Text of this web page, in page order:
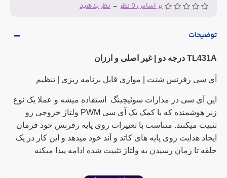
بر اساس 0 نظر - نظر بدهید
توضیحات
TL431A درجه دو | غیر اصلی و ارزان
آی سی رفرنس شنت | موازی قابل برنامه ریزی | تنظیم
این آی سی در مدارات سوئیچینگ استفاده میشه و عملا یک نوع
زنر هوشمنده که با کمک یک آی سی PWM ولتاژ خروجی رو
تثبیت میکنند. متناسب با تغییرات روی پایه رفرنس خود فرمان
ایجاد هدایت روی پایه های کاتد و آند خود میدهد و این کار در یک
حلقه تا زمان رسیدن به ولتاژ تثبیت شده ادامه پیدا میکنه